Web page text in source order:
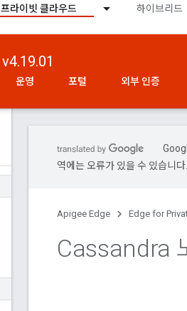
프라이빗 클라우드 하이브리드
v4.19.01
운영 포털 외부 인증
역에는 오류가 있을 수 있습니다.
Apigee Edge Edge for
Cassandra